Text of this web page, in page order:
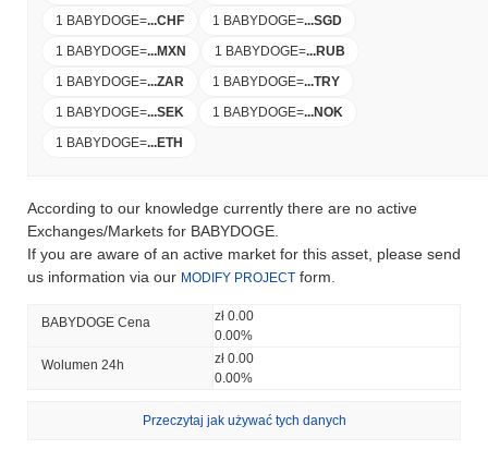
1 BABYDOGE=...CHF 1 BABYDOGE=...SGD
1 BABYDOGE=...MXN 1 BABYDOGE=...RUB
1 BABYDOGE=...ZAR 1 BABYDOGE=...TRY
1 BABYDOGE=...SEK 1 BABYDOGE=...NOK
1 BABYDOGE=...ETH
According to our knowledge currently there are no active
Exchanges/Markets for BABYDOGE.
If you are aware of an active market for this asset, please send
us information via our MODIFY PROJECT form.
BABYDOGE Cena
zł 0.00
0.00%
Wolumen 24h
zł 0.00
0.00%
Przeczytaj jak używać tych danych